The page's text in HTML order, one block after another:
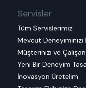
Servisler
Tüm Servislerimiz
Mevcut Deneyiminizi
Müşterinizi ve
Yeni Bir Deneyim
İnovasyon Üretelim